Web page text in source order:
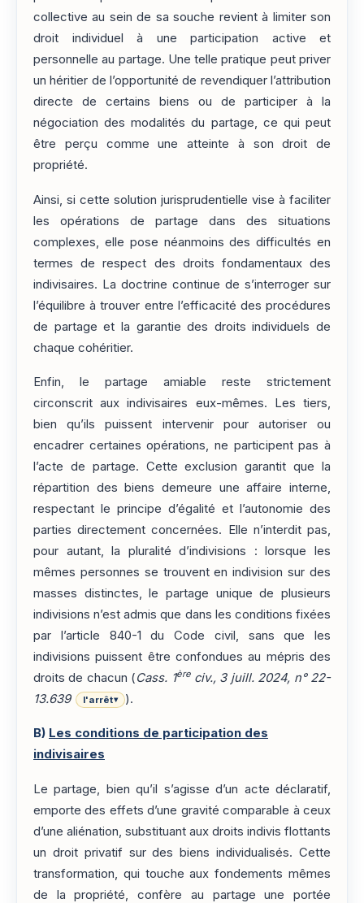
collective au sein de sa souche revient à limiter son
droit individuel à une participation active et
personnelle au partage. Une telle pratique peut priver
un héritier de l’opportunité de revendiquer l’attribution
directe de certains biens ou de participer à la
négociation des modalités du partage, ce qui peut
être perçu comme une atteinte à son droit de
propriété.
Ainsi, si cette solution jurisprudentielle vise à faciliter
les opérations de partage dans des situations
complexes, elle pose néanmoins des difficultés en
termes de respect des droits fondamentaux des
indivisaires. La doctrine continue de s’interroger sur
l’équilibre à trouver entre l’efficacité des procédures
de partage et la garantie des droits individuels de
chaque cohéritier.
Enfin, le partage amiable reste strictement
circonscrit aux indivisaires eux-mêmes. Les tiers,
bien qu’ils puissent intervenir pour autoriser ou
encadrer certaines opérations, ne participent pas à
l’acte de partage. Cette exclusion garantit que la
répartition des biens demeure une affaire interne,
respectant le principe d’égalité et l’autonomie des
parties directement concernées. Elle n’interdit pas,
pour autant, la pluralité d’indivisions : lorsque les
mêmes personnes se trouvent en indivision sur des
masses distinctes, le partage unique de plusieurs
indivisions n’est admis que dans les conditions fixées
par l’article 840-1 du Code civil, sans que les
indivisions puissent être confondues au mépris des
droits de chacun (Cass. 1èreciv., 3 juill. 2024, n° 22-
13.639
l'arrêt▾ ).
B) Les conditions de participation des
indivisaires
Le partage, bien qu’il s’agisse d’un acte déclaratif,
emporte des effets d’une gravité comparable à ceux
d’une aliénation, substituant aux droits indivis flottants
un droit privatif sur des biens individualisés. Cette
transformation, qui touche aux fondements mêmes
de la propriété, confère au partage une portée